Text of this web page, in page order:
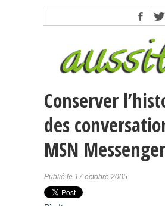
Conserver
des
MSN Messenger
Publié le 17 octobre 2005